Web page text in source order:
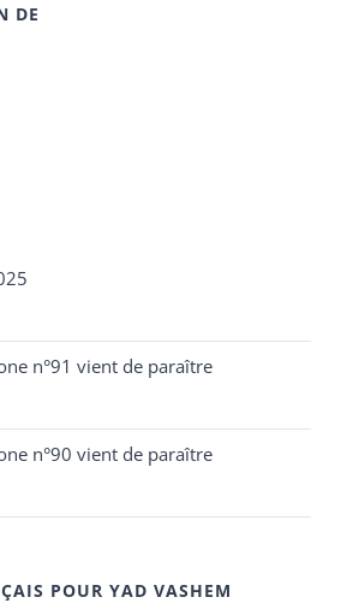
DE
n°91 vient de paraître
n°90 vient de paraître
POUR YAD VASHEM